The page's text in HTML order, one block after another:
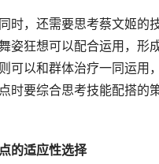
时，还需要思考蔡文姬的
姿狂想可以配合运用，形
可以和群体治疗一同运用
时要综合思考技能配搭的
的适应性选择